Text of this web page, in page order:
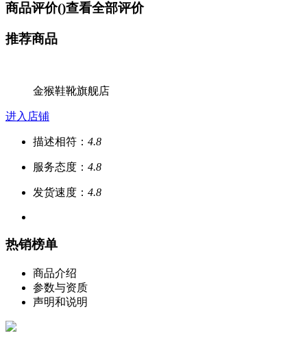
商品评价()查看全部评价
推荐商品
金猴鞋靴旗舰店
进入店铺
描述相符： 4.8
服务态度： 4.8
发货速度： 4.8
热销榜单
商品介绍
参数与资质
声明和说明